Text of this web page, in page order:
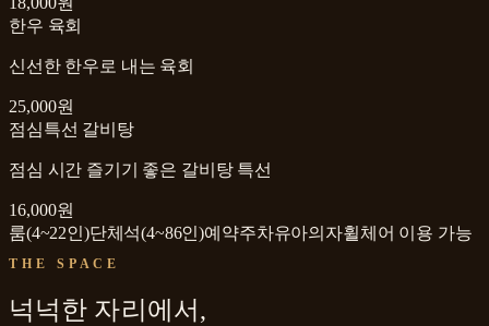
한우 육회
신선한 한우로 내는 육회
25,000원
점심특선 갈비탕
점심 시간 즐기기 좋은 갈비탕 특선
16,000원
룸(4~22인)단체석(4~86인)예약주차유아의자휠체어 이용 가능
THE SPACE
넉넉한 자리에서,